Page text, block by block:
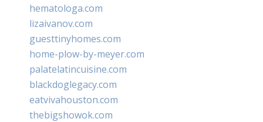
hematologa.com
lizaivanov.com
guesttinyhomes.com
home-plow-by-meyer.com
palatelatincuisine.com
blackdoglegacy.com
eatvivahouston.com
thebigshowok.com